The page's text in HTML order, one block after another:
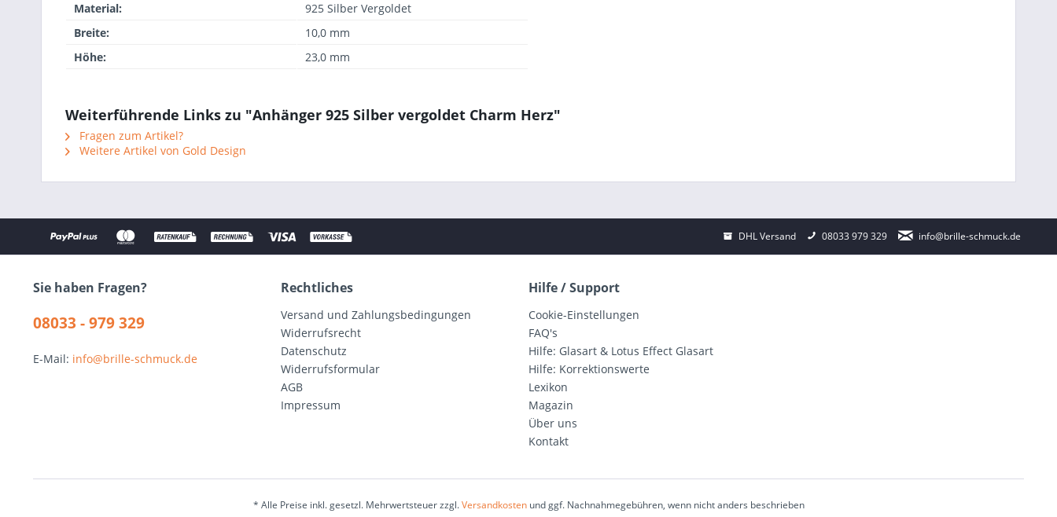
Material:
925 Silber Vergoldet
Breite:
10,0 mm
Höhe:
23,0 mm
Weiterführende Links zu "Anhänger 925 Silber vergoldet Charm Herz"
Fragen zum Artikel?
Weitere Artikel von Gold Design
DHL Versand 08033 979 329 info@brille-schmuck.de
Sie haben Fragen?
08033 - 979 329
E-Mail: info@brille-schmuck.de
Rechtliches
Versand und Zahlungsbedingungen
Widerrufsrecht
Datenschutz
Widerrufsformular
AGB
Impressum
Hilfe / Support
Cookie-Einstellungen
FAQ's
Hilfe: Glasart & Lotus Effect Glasart
Hilfe: Korrektionswerte
Lexikon
Magazin
Über uns
Kontakt
* Alle Preise inkl. gesetzl. Mehrwertsteuer zzgl.Versandkostenund ggf. Nachnahmegebühren, wenn nicht anders beschrieben